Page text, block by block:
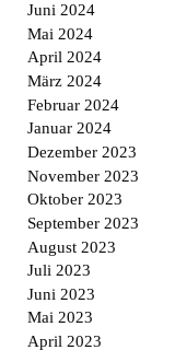
Juni 2024
Mai 2024
April 2024
März 2024
Februar 2024
Januar 2024
Dezember 2023
November 2023
Oktober 2023
September 2023
August 2023
Juli 2023
Juni 2023
Mai 2023
April 2023